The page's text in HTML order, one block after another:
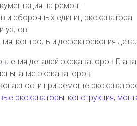
на ремонт
и сборочных единиц экскаватора
узлов
контроль и дефектоскопия
деталей экскаваторов
экскаваторов
при ремонте
экскаваторы: конструкция,